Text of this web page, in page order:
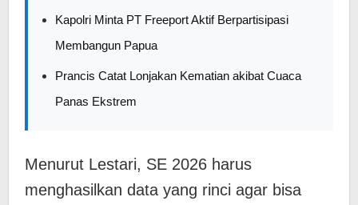
Kapolri Minta PT Freeport Aktif Berpartisipasi
Membangun Papua
Prancis Catat Lonjakan Kematian akibat Cuaca
Panas Ekstrem
Menurut Lestari, SE 2026 harus
menghasilkan data yang rinci agar bisa